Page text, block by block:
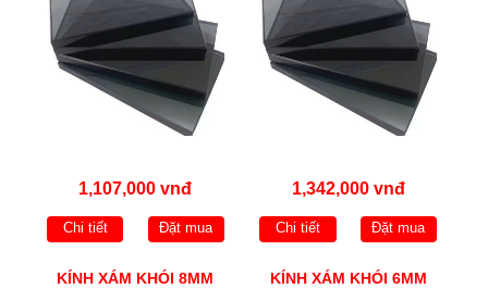
1,107,000 vnđ
Chi tiết Đặt mua
1,342,000 vnđ
Chi tiết Đặt mua
KÍNH XÁM KHÓI 8MM KÍNH XÁM KHÓI 6MM